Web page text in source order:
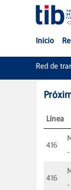
Saltar al
Inicio
Red de
Línea
416
-
416
-